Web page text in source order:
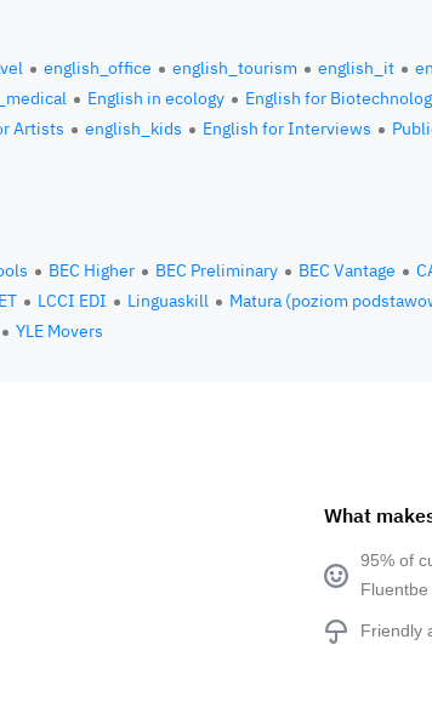
english_office english_tourism english_it
English in ecology English for
Artists english_kids English for Interviews
BEC Higher BEC Preliminary BEC Vantage
LCCI EDI Linguaskill Matura (poziom
YLE Movers
What
95% of
Fluentbe
Friendly